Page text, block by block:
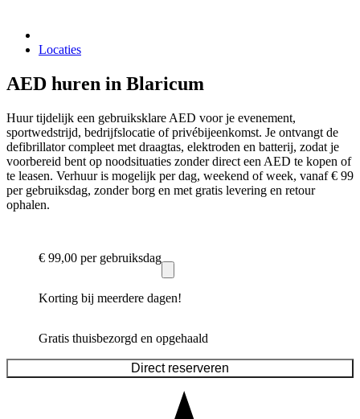
Locaties
AED huren in Blaricum
Huur tijdelijk een gebruiksklare AED voor je evenement,
sportwedstrijd, bedrijfslocatie of privébijeenkomst. Je ontvangt de
defibrillator compleet met draagtas, elektroden en batterij, zodat je
voorbereid bent op noodsituaties zonder direct een AED te kopen of
te leasen. Verhuur is mogelijk per dag, weekend of week, vanaf € 99
per gebruiksdag, zonder borg en met gratis levering en retour
ophalen.
€ 99,00 per gebruiksdag
Korting bij meerdere dagen!
Gratis thuisbezorgd en opgehaald
Direct reserveren